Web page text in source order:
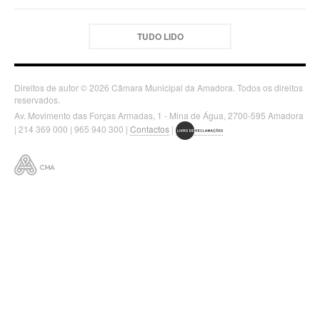
TUDO LIDO
Direitos de autor © 2026 Câmara Municipal da Amadora. Todos os direitos
reservados.
Av. Movimento das Forças Armadas, 1 - Mina de Água, 2700-595 Amadora
| 214 369 000 | 965 940 300 | Contactos |